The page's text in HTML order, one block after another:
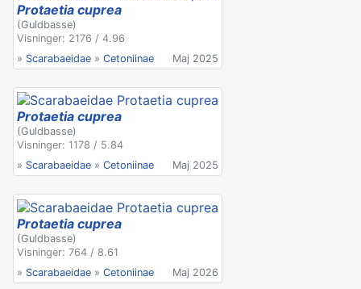
Protaetia cuprea
(Guldbasse)
Visninger: 2176 / 4.96
» Scarabaeidae » Cetoniinae Maj 2025
Protaetia cuprea
(Guldbasse)
Visninger: 1178 / 5.84
» Scarabaeidae » Cetoniinae Maj 2025
Protaetia cuprea
(Guldbasse)
Visninger: 764 / 8.61
» Scarabaeidae » Cetoniinae Maj 2026